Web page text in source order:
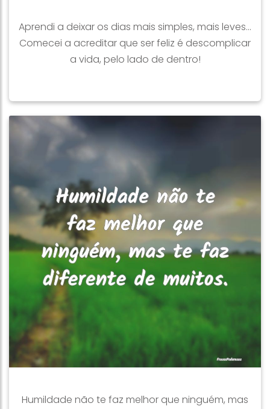
Aprendi a deixar os dias mais simples, mais leves...
Comecei a acreditar que ser feliz é descomplicar
a vida, pelo lado de dentro!
Humildade não te faz melhor que ninguém, mas